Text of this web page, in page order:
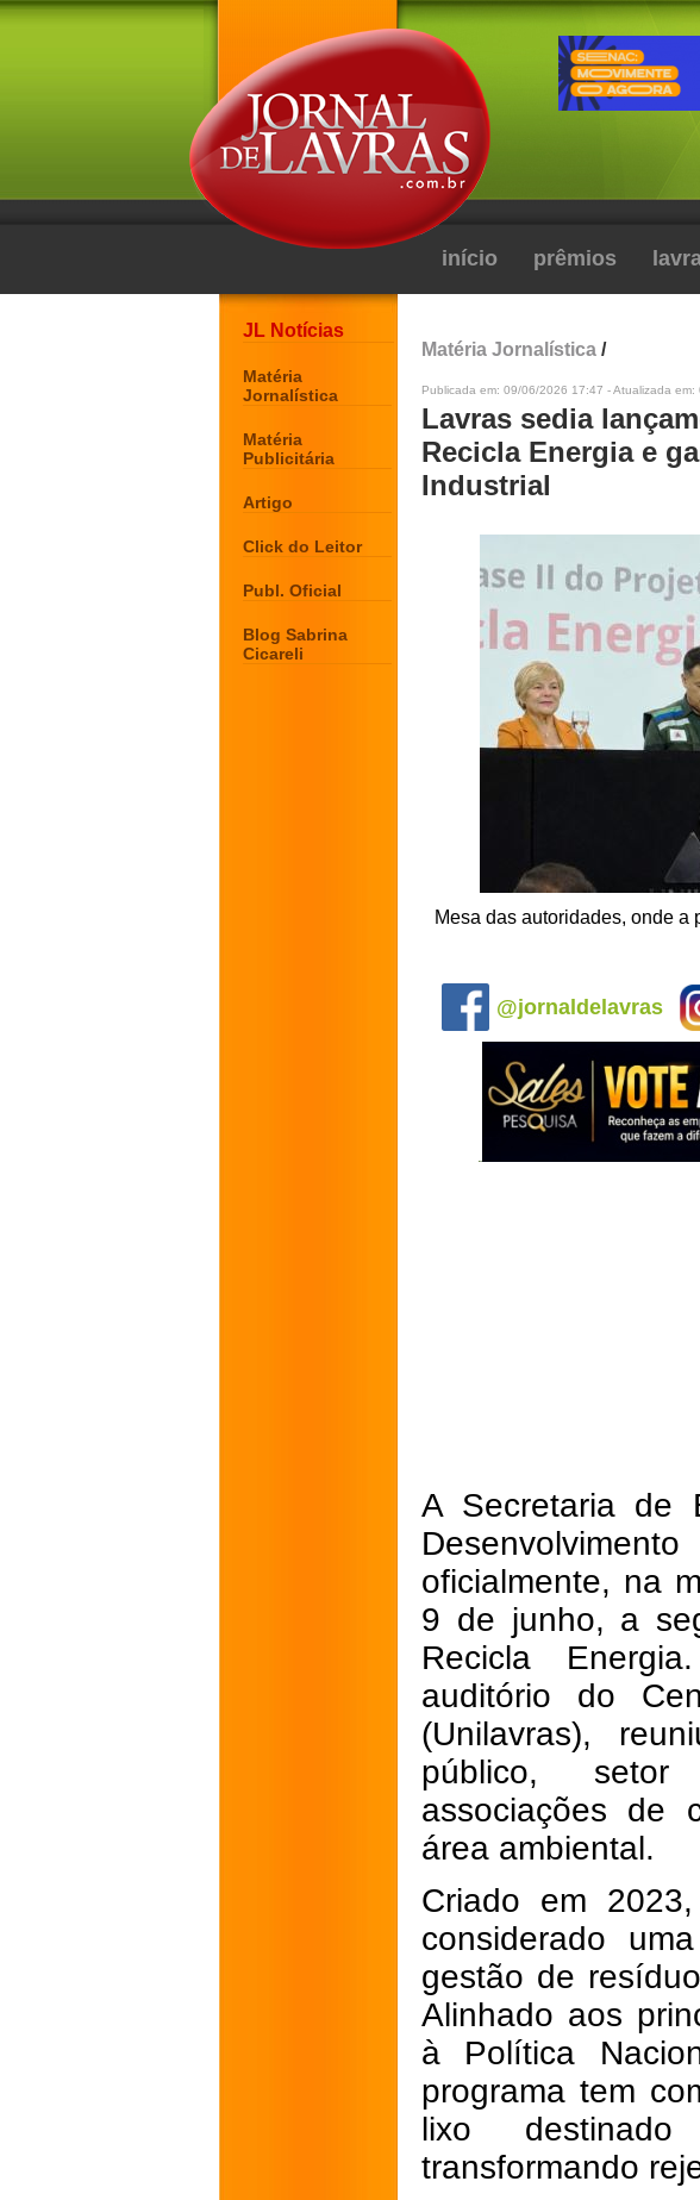
início prêmios
JL Notícias
Matéria
Jornalística
Matéria
Publicitária
Artigo
Click do Leitor
Publ. Oficial
Blog Sabrina
Cicareli
Matéria Jornalística /
Publicada em: 09/06/2026 17:47 - Atualizada
Lavras sedia
Recicla Energia e
Industrial
Mesa das autoridades, onde a
@jornaldelavras
A Secretaria de
oficialmente, na
9 de junho, a
Recicla
auditório do
(Unilavras),
público, setor
associações de
área ambiental.
Criado em
considerado
gestão de
Alinhado aos
à Política
programa tem
lixo
transformando